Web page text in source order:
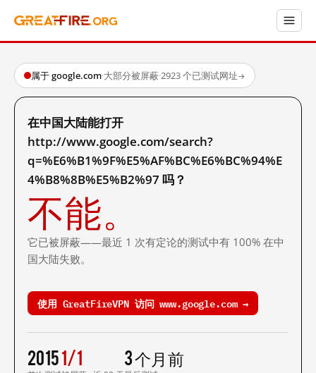
属于 google.com·大部分被屏蔽·2923 个已测试网址→
在中国大陆能打开
http://www.google.com/search?
q=%E6%B1%9F%E5%AF%BC%E6%BC%94%E
4%B8%8B%E5%B2%97 吗？
不能。
它已被屏蔽——最近 1 次有定论的测试中有 100% 在中
国大陆失败。
使用 GreatFireVPN 访问 www.google.com →
20151/1 3 个月前